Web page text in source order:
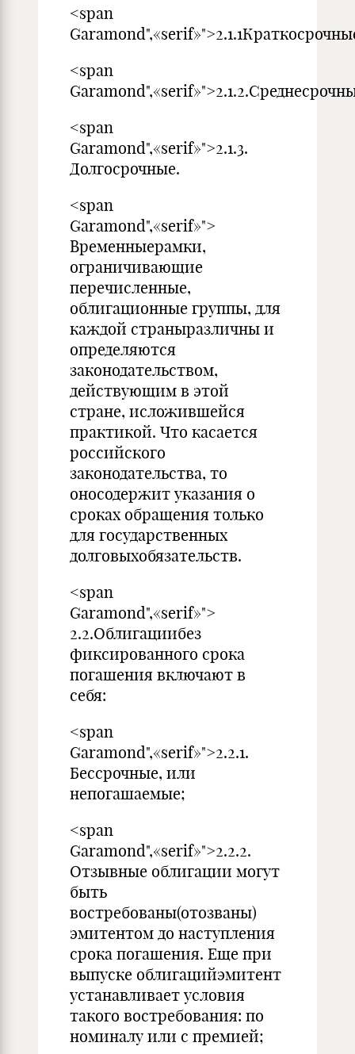
<span
<span
<span
Garamond",«serif»">2.1.3.
Долгосрочные.
<span
Garamond",«serif»">
Временныерамки,
ограничивающие
перечисленные,
облигационные группы, для
каждой страныразличны и
определяются
законодательством,
действующим в этой
стране, исложившейся
практикой. Что касается
российского
законодательства, то
оносодержит указания о
сроках обращения только
для государственных
долговыхобязательств.
<span
Garamond",«serif»">
2.2.Облигациибез
фиксированного срока
погашения включают в
себя:
<span
Garamond",«serif»">2.2.1.
Бессрочные, или
непогашаемые;
<span
Garamond",«serif»">2.2.2.
Отзывные облигации могут
быть
востребованы(отозваны)
эмитентом до наступления
срока погашения. Еще при
выпуске облигацийэмитент
устанавливает условия
такого востребования: по
номиналу или с премией;